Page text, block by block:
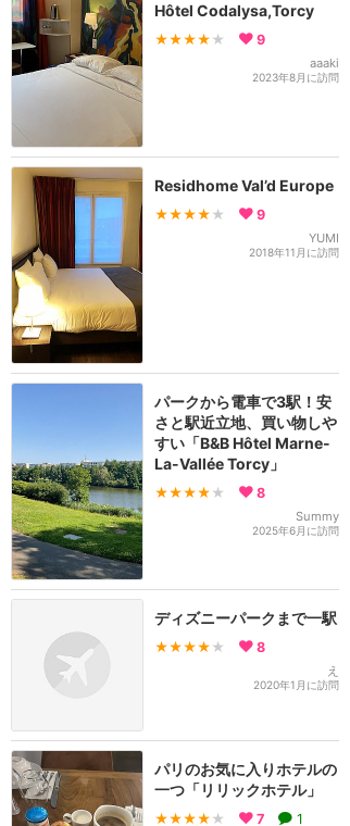
Hôtel Codalysa,Torcy
★★★★ ★ 9
aaaki
2023年8月に訪問
Residhome Val’d Europe
★★★★ ★ 9
YUMI
2018年11月に訪問
パークから電車で3駅！安
さと駅近立地、買い物しや
すい「B&B Hôtel Marne-
La-Vallée Torcy」
★★★★ ★ 8
Summy
2025年6月に訪問
ディズニーパークまで一駅
★★★★ ★ 8
え
2020年1月に訪問
パリのお気に入りホテルの
一つ「リリックホテル」
★★★★ ★ 7 1